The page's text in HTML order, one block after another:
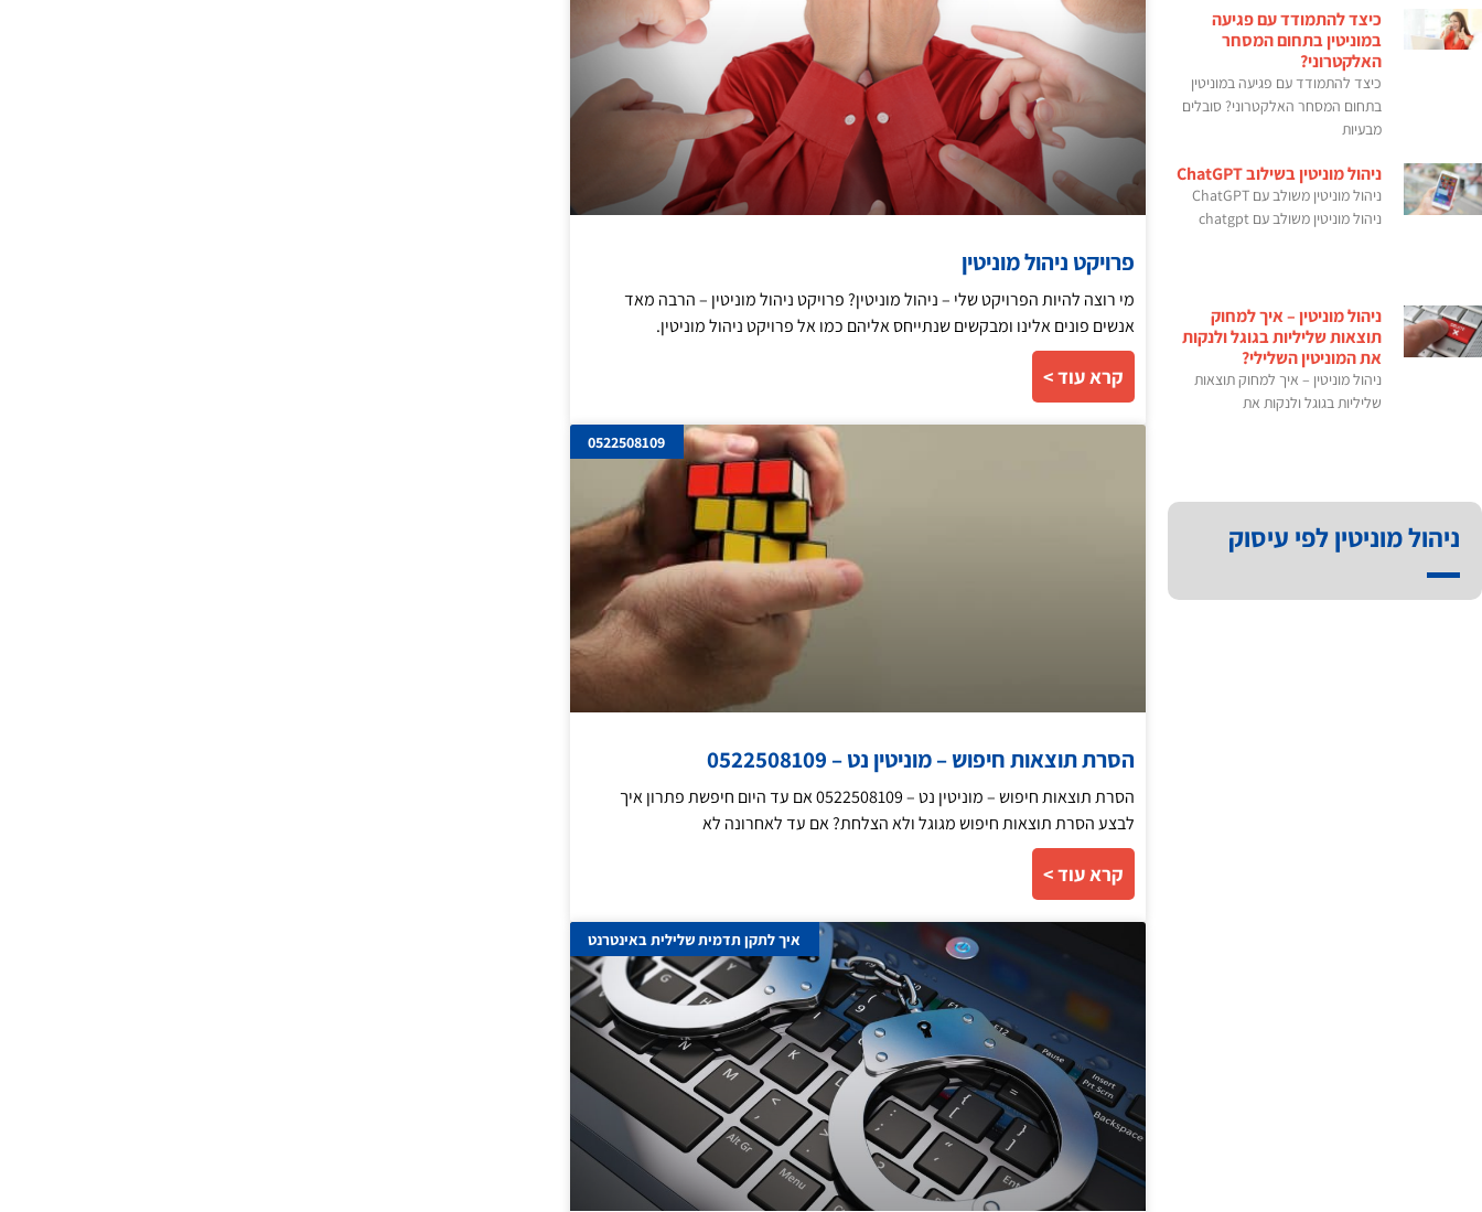
כיצד להתמודד עם פגיעה
במוניטין בתחום המסחר
האלקטרוני?
כיצד להתמודד עם פגיעה במוניטין
בתחום המסחר האלקטרוני? סובלים
מבעיות
ניהול מוניטין בשילוב ChatGPT
ניהול מוניטין משולב עם ChatGPT
ניהול מוניטין משולב עם chatgpt
ניהול מוניטין – איך למחוק
תוצאות שליליות בגוגל ולנקות
את המוניטין השלילי?
ניהול מוניטין – איך למחוק תוצאות
שליליות בגוגל ולנקות את
ניהול מוניטין לפי עיסוק
פרויקט ניהול מוניטין
מי רוצה להיות הפרויקט שלי – ניהול מוניטין? פרויקט ניהול מוניטין – הרבה מאד
אנשים פונים אלינו ומבקשים שנתייחס אליהם כמו אל פרויקט ניהול מוניטין.
קרא עוד >
0522508109
הסרת תוצאות חיפוש – מוניטין נט – 0522508109
הסרת תוצאות חיפוש – מוניטין נט – 0522508109 אם עד היום חיפשת פתרון איך
לבצע הסרת תוצאות חיפוש מגוגל ולא הצלחת? אם עד לאחרונה לא
קרא עוד >
איך לתקן תדמית שלילית באינטרנט